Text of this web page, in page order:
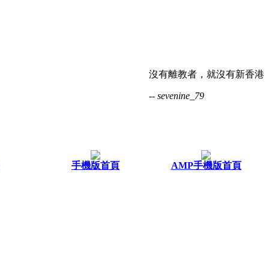
沒有離教者，就沒有新香港
-- sevenine_79
手機版首頁 AMP手機版首頁